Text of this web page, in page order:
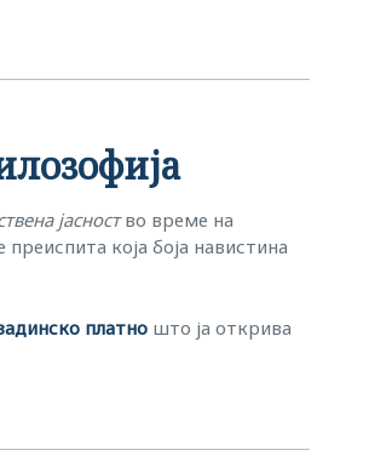
јасноство време на
која боја навистина
платно што ја открива